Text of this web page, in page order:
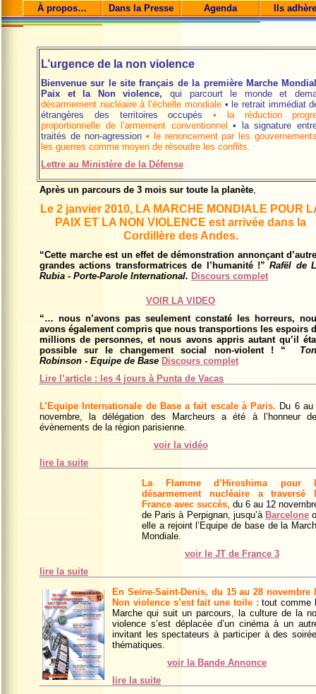
À propos… Dans la Presse Agenda Ils
L’urgence de la non violence
Bienvenue sur le site français de la première Marche
Paix et la Non violence,
qui parcourt le monde et
désarmement nucléaire à l’échelle mondiale• le retrait immédiat
étrangères des territoires occupés
•
la réduction
proportionnelle de l’armement conventionnel
•
la signature
traités de non-agression •
e renoncement par les
les guerres comme moyen de résoudre les conflits.
Lettre au Ministère de la Défense
Après un parcours de 3 mois sur toute la planète
Le 2 janvier 2010, LA MARCHE MONDIALE POUR
PAIX ET LA NON VIOLENCE est arrivée dans la
Cordillère des Andes.
“Cette marche est un effet de démonstration annonçant
grandes actions transformatrices de l’humanité !”Rafël de
Rubia - Porte-Parole International. Discours complet
VOIR LA VIDEO
“… nous n’avons pas seulement constaté les horreurs,
avons également compris que nous transportions les espoirs
millions de personnes, et nous avons appris autant qu’il
possible sur le changement social non-violent ! “
Robinson - Equipe de Base Discours complet
Lire l’article : les 4 jours à Punta de Vacas
L’Equipe Internationale de Base a fait escale à Paris. Du 6 au
novembre, la délégation des Marcheurs a été à l’honneur
évènements de la région parisienne.
voir la vidéo
lire la suite
La Flamme d’Hiroshima pour
désarmement nucléaire a traversé
France avec succès, du 6 au 12
de Paris à Perpignan, jusqu’à Barcelone
elle a rejoint l’Equipe de base de la
Mondiale.
voir le JT de France 3
lire la suite
En Seine-Saint-Denis, du 15 au 28 novembre
Non violence s’est fait une toile :tout comme
Marche qui suit un parcours, la culture de la
violence s’est déplacée d’un cinéma à un
invitant les spectateurs à participer à des
thématiques.
voir la Bande Annonce
lire la suite